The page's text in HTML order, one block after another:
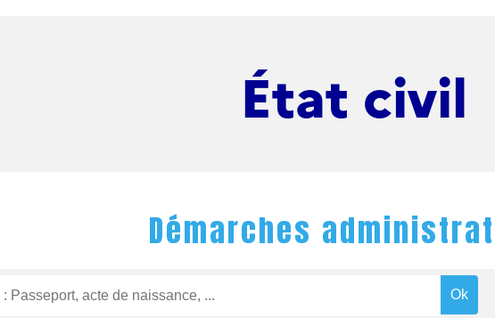
État civil
Démarches